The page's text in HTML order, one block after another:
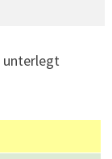
unterlegt